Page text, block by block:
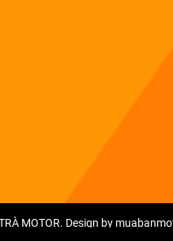
MOTOR. Design by